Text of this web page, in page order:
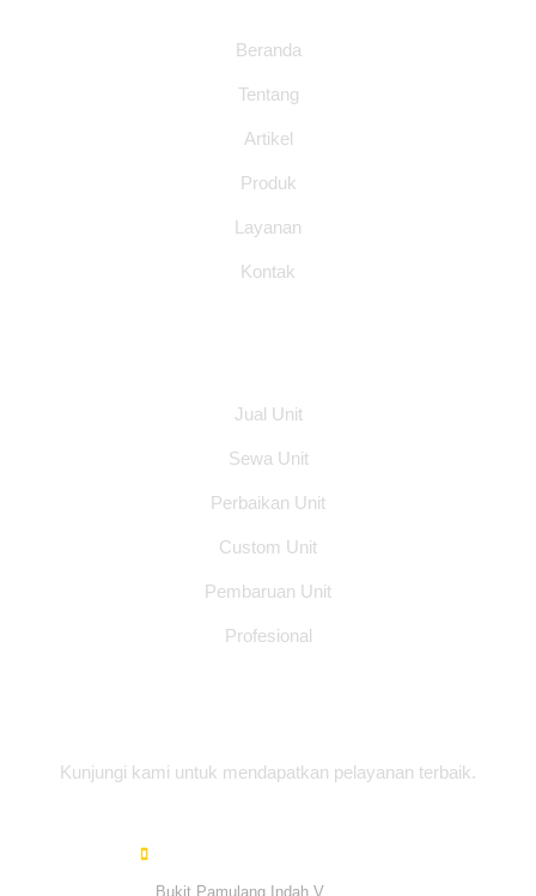
Beranda
Tentang
Artikel
Produk
Layanan
Kontak
Jual Unit
Sewa Unit
Perbaikan Unit
Custom Unit
Pembaruan Unit
Profesional
Kunjungi kami untuk mendapatkan pelayanan terbaik.
Bukit Pamulang Indah V